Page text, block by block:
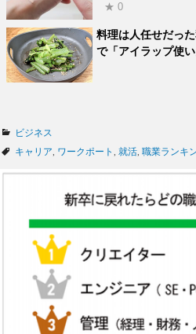
★ 0
料理は人任せだっ
で「アイラップ使
カ
テ
リ
ビジネス
タ
キャリア ワークポート 就活 職業ランキ